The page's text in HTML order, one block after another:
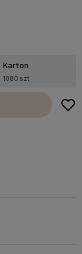
Karton
1080 szt